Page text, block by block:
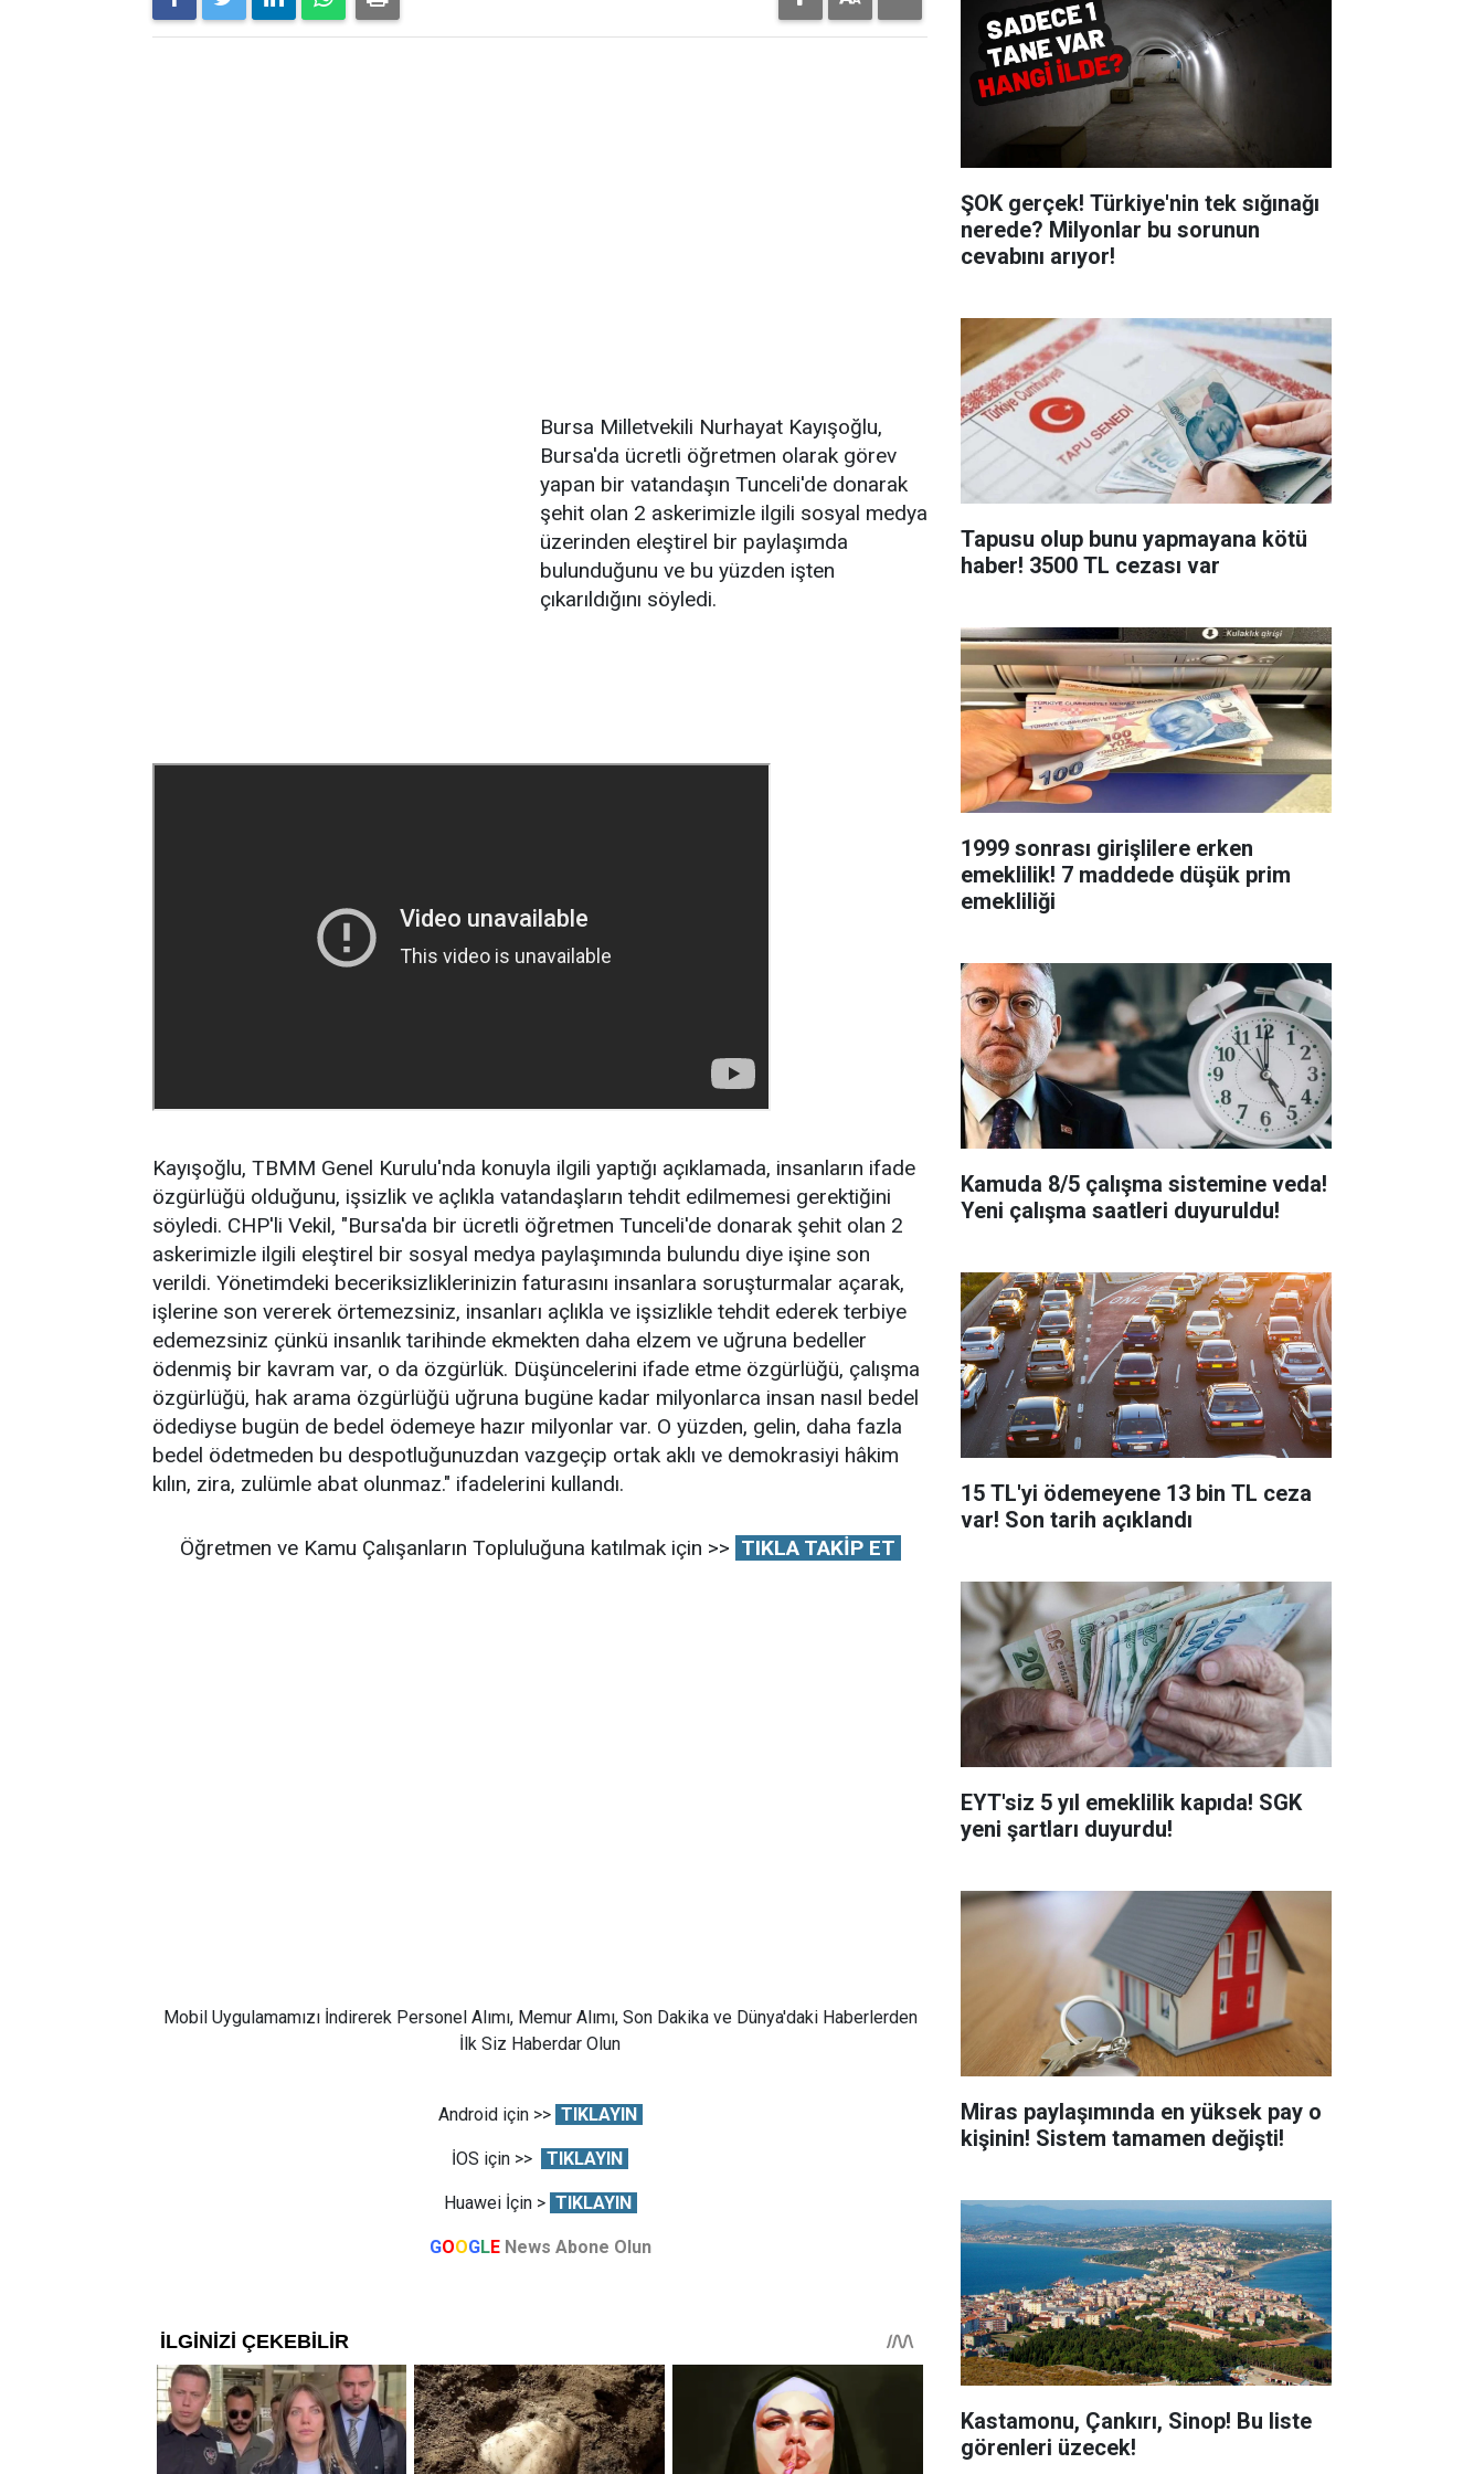
Bursa Milletvekili Nurhayat Kayışoğlu,
Bursa'da ücretli öğretmen olarak görev
yapan bir vatandaşın Tunceli'de donarak
şehit olan 2 askerimizle ilgili sosyal medya
üzerinden eleştirel bir paylaşımda
bulunduğunu ve bu yüzden işten
çıkarıldığını söyledi.
Kayışoğlu, TBMM Genel Kurulu'nda konuyla ilgili yaptığı açıklamada, insanların ifade
özgürlüğü olduğunu, işsizlik ve açlıkla vatandaşların tehdit edilmemesi gerektiğini
söyledi. CHP'li Vekil, "Bursa'da bir ücretli öğretmen Tunceli'de donarak şehit olan 2
askerimizle ilgili eleştirel bir sosyal medya paylaşımında bulundu diye işine son
verildi. Yönetimdeki beceriksizliklerinizin faturasını insanlara soruşturmalar açarak,
işlerine son vererek örtemezsiniz, insanları açlıkla ve işsizlikle tehdit ederek terbiye
edemezsiniz çünkü insanlık tarihinde ekmekten daha elzem ve uğruna bedeller
ödenmiş bir kavram var, o da özgürlük. Düşüncelerini ifade etme özgürlüğü, çalışma
özgürlüğü, hak arama özgürlüğü uğruna bugüne kadar milyonlarca insan nasıl bedel
ödediyse bugün de bedel ödemeye hazır milyonlar var. O yüzden, gelin, daha fazla
bedel ödetmeden bu despotluğunuzdan vazgeçip ortak aklı ve demokrasiyi hâkim
kılın, zira, zulümle abat olunmaz." ifadelerini kullandı.
Öğretmen ve Kamu Çalışanların Topluluğuna katılmak için >> TIKLA TAKİP ET
Mobil Uygulamamızı İndirerek Personel Alımı, Memur Alımı, Son Dakika ve Dünya'daki Haberlerden
İlk Siz Haberdar Olun
Android için >> TIKLAYIN
İOS için >> TIKLAYIN
Huawei İçin > TIKLAYIN
GOOGLE News Abone Olun
ŞOK gerçek! Türkiye'nin tek sığınağı
nerede? Milyonlar bu sorunun
cevabını arıyor!
Tapusu olup bunu yapmayana kötü
haber! 3500 TL cezası var
1999 sonrası girişlilere erken
emeklilik! 7 maddede düşük prim
emekliliği
Kamuda 8/5 çalışma sistemine veda!
Yeni çalışma saatleri duyuruldu!
15 TL'yi ödemeyene 13 bin TL ceza
var! Son tarih açıklandı
EYT'siz 5 yıl emeklilik kapıda! SGK
yeni şartları duyurdu!
Miras paylaşımında en yüksek pay o
kişinin! Sistem tamamen değişti!
Kastamonu, Çankırı, Sinop! Bu liste
görenleri üzecek!